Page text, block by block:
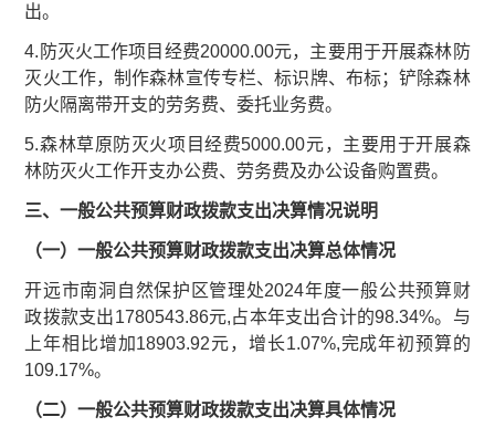
出。
4.防灭火工作项目经费20000.00元，主要用于开展森林防
灭火工作，制作森林宣传专栏、标识牌、布标；铲除森林
防火隔离带开支的劳务费、委托业务费。
5.森林草原防灭火项目经费5000.00元，主要用于开展森
林防灭火工作开支办公费、劳务费及办公设备购置费。
三、一般公共预算财政拨款支出决算情况说明
（一）一般公共预算财政拨款支出决算总体情况
开远市南洞自然保护区管理处2024年度一般公共预算财
政拨款支出1780543.86元,占本年支出合计的98.34%。与
上年相比增加18903.92元，增长1.07%,完成年初预算的
109.17%。
（二）一般公共预算财政拨款支出决算具体情况